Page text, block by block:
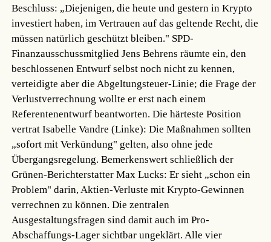
Beschluss: „Diejenigen, die heute und gestern in Krypto
investiert haben, im Vertrauen auf das geltende Recht, die
müssen natürlich geschützt bleiben." SPD-
Finanzausschussmitglied Jens Behrens räumte ein, den
beschlossenen Entwurf selbst noch nicht zu kennen,
verteidigte aber die Abgeltungsteuer-Linie; die Frage der
Verlustverrechnung wollte er erst nach einem
Referentenentwurf beantworten. Die härteste Position
vertrat Isabelle Vandre (Linke): Die Maßnahmen sollten
„sofort mit Verkündung" gelten, also ohne jede
Übergangsregelung. Bemerkenswert schließlich der
Grünen-Berichterstatter Max Lucks: Er sieht „schon ein
Problem" darin, Aktien-Verluste mit Krypto-Gewinnen
verrechnen zu können. Die zentralen
Ausgestaltungsfragen sind damit auch im Pro-
Abschaffungs-Lager sichtbar ungeklärt. Alle vier